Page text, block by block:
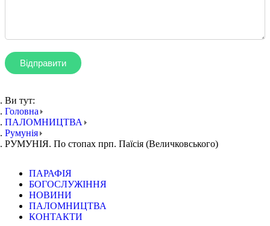
Ви тут:
Головна
ПАЛОМНИЦТВА
Румунія
РУМУНІЯ. По стопах прп. Паїсія (Величковського)
ПАРАФІЯ
БОГОСЛУЖІННЯ
НОВИНИ
ПАЛОМНИЦТВА
КОНТАКТИ